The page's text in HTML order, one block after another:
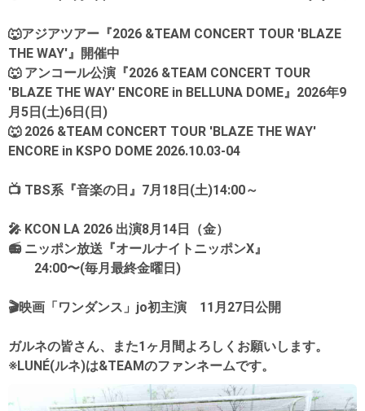
🐺アジアツアー『2026 &TEAM CONCERT TOUR 'BLAZE
THE WAY'』開催中
🐺 アンコール公演『2026 &TEAM CONCERT TOUR
'BLAZE THE WAY' ENCORE in BELLUNA DOME』2026年9
月5日(土)6日(日)
🐺 2026 &TEAM CONCERT TOUR 'BLAZE THE WAY'
ENCORE in KSPO DOME 2026.10.03-04
📺 TBS系『音楽の日』7月18日(土)14:00～
🎤 KCON LA 2026 出演8月14日（金）
📻 ニッポン放送『オールナイトニッポンX』
24:00〜(毎月最終金曜日)
🎬映画「ワンダンス」jo初主演 11月27日公開
ガルネの皆さん、また1ヶ月間よろしくお願いします。
※LUNÉ(ルネ)は&TEAMのファンネームです。